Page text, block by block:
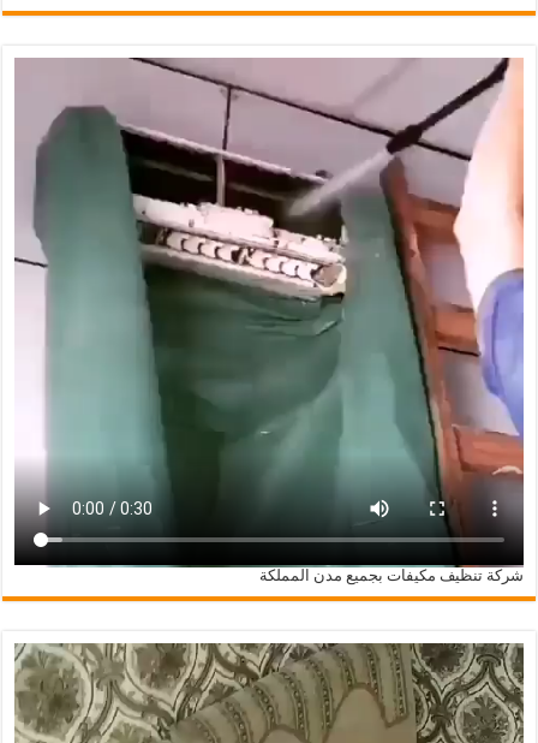
شركة تنظيف مكيفات بجميع مدن المملكة